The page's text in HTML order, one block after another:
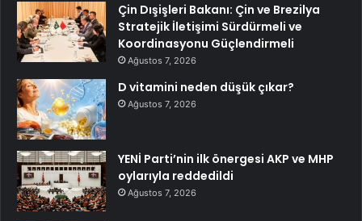
Çin Dışişleri Bakanı: Çin ve Brezilya
Stratejik İletişimi Sürdürmeli ve
Koordinasyonu Güçlendirmeli
Ağustos 7, 2026
D vitamini neden düşük çıkar?
Ağustos 7, 2026
YENİ Parti’nin ilk önergesi AKP ve MHP
oylarıyla reddedildi
Ağustos 7, 2026